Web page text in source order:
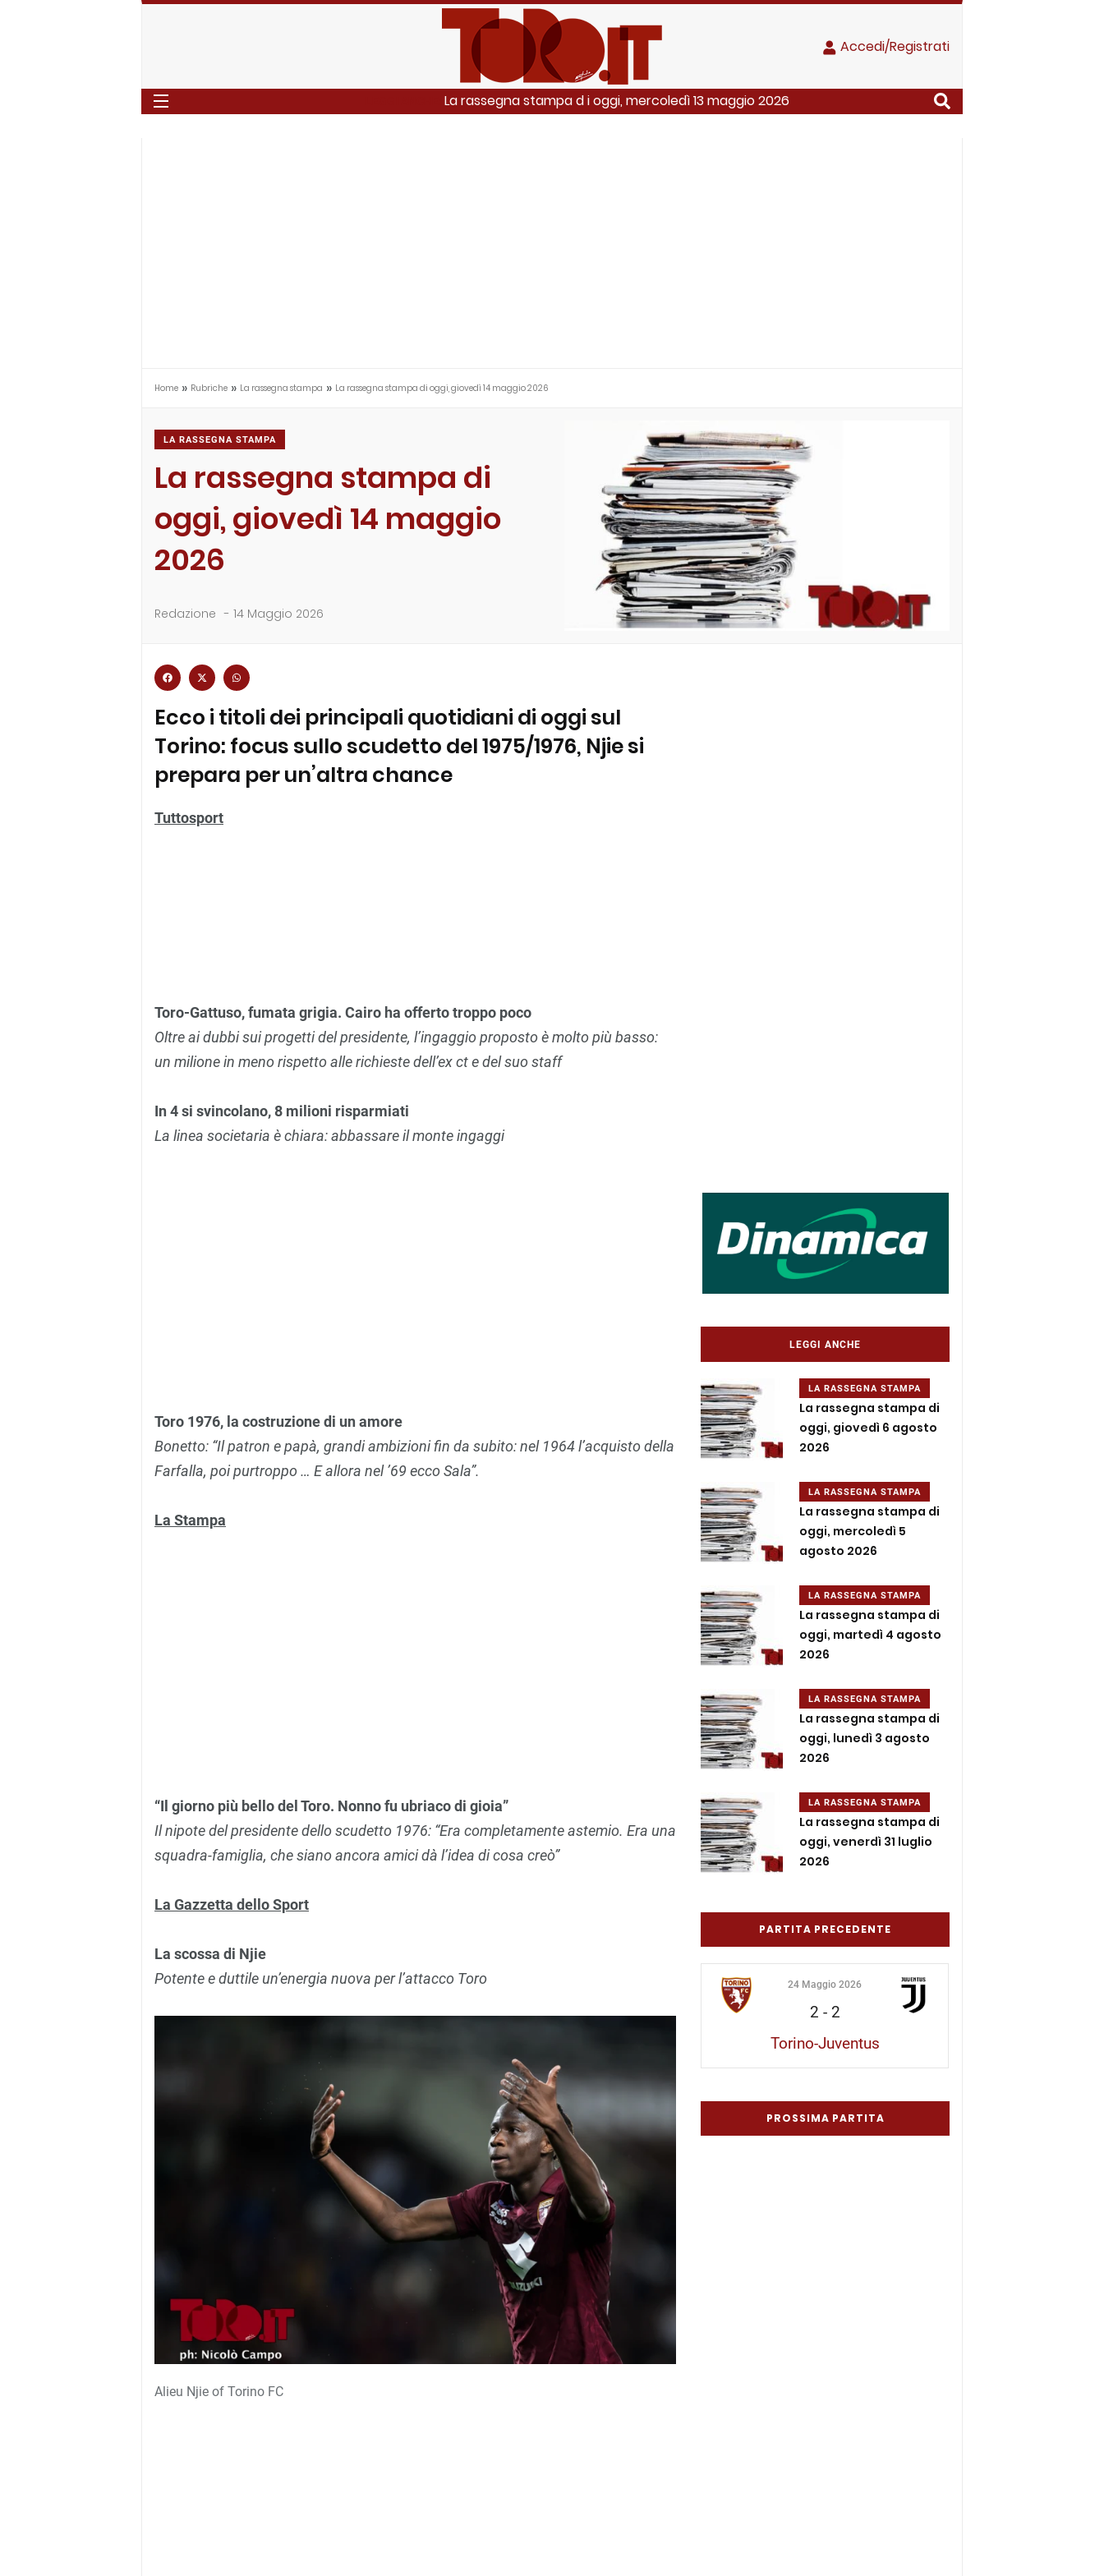
Accedi/Registrati
La rassegna stampa d i oggi, mercoledì 13 maggio 2026
Home » Rubriche » La rassegna stampa » La rassegna stampa di oggi, giovedì 14 maggio 2026
LA RASSEGNA STAMPA
La rassegna stampa di
oggi, giovedì 14 maggio
2026
Redazione - 14 Maggio 2026
Ecco i titoli dei principali quotidiani di oggi sul
Torino: focus sullo scudetto del 1975/1976, Njie si
prepara per un’altra chance
Tuttosport
Toro-Gattuso, fumata grigia. Cairo ha offerto troppo poco
Oltre ai dubbi sui progetti del presidente, l’ingaggio proposto è molto più basso:
un milione in meno rispetto alle richieste dell’ex ct e del suo staff
In 4 si svincolano, 8 milioni risparmiati
La linea societaria è chiara: abbassare il monte ingaggi
Toro 1976, la costruzione di un amore
Bonetto: “Il patron e papà, grandi ambizioni fin da subito: nel 1964 l’acquisto della
Farfalla, poi purtroppo … E allora nel ’69 ecco Sala”.
La Stampa
“Il giorno più bello del Toro. Nonno fu ubriaco di gioia”
Il nipote del presidente dello scudetto 1976: “Era completamente astemio. Era una
squadra-famiglia, che siano ancora amici dà l’idea di cosa creò”
La Gazzetta dello Sport
La scossa di Njie
Potente e duttile un’energia nuova per l’attacco Toro
Alieu Njie of Torino FC
LEGGI ANCHE
LA RASSEGNA STAMPA
La rassegna stampa di
oggi, giovedì 6 agosto
2026
LA RASSEGNA STAMPA
La rassegna stampa di
oggi, mercoledì 5
agosto 2026
LA RASSEGNA STAMPA
La rassegna stampa di
oggi, martedì 4 agosto
2026
LA RASSEGNA STAMPA
La rassegna stampa di
oggi, lunedì 3 agosto
2026
LA RASSEGNA STAMPA
La rassegna stampa di
oggi, venerdì 31 luglio
2026
PARTITA PRECEDENTE
24 Maggio 2026
2 - 2
Torino-Juventus
PROSSIMA PARTITA